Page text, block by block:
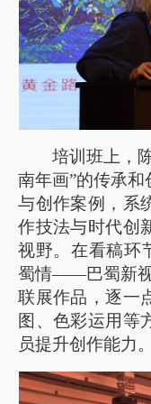
培训班上，
南年画”的传承
与创作案例，系
作技法与时代创
视野。在看稿环
蜀情——巴蜀新视
联展作品，逐一
图、色彩运用等
员提升创作能力。